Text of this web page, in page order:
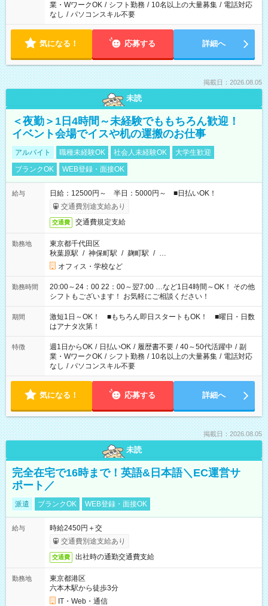
業・WワークOK / シフト勤務 / 10名以上の大量募集 / 電話対応
なし / パソコンスキル不要
気になる！ 応募する 詳細へ
掲載日：2026.08.05
未読
＜夜勤＞1日4時間～未経験でももちろん歓迎！
イベント会場でイスや机の運搬のお仕事
アルバイト 職種未経験OK 社会人未経験OK
大学生歓迎
ブランクOK
WEB登録・面接OK
給与
日給：12500円～ 半日：5000円～ ■日払いOK！
交通費別途支給あり
交通費 交通費規定支給
勤務地
東京都千代田区
秋葉原駅 / 神保町駅 / 麹町駅 / …
オフィス・学校など
勤務時間
20:00～24：00 22：00～翌7:00 …など1日4時間～OK！ その他
シフトもございます！ お気軽にご相談ください！
期間
激短1日～OK！ ■もちろん即日スタートもOK！ ■曜日・日数
はアナタ次第！
特徴 週1日からOK / 日払いOK / 履歴書不要 / 40～50代活躍中 / 副
業・WワークOK / シフト勤務 / 10名以上の大量募集 / 電話対応
なし / パソコンスキル不要
気になる！ 応募する 詳細へ
掲載日：2026.08.05
未読
完全在宅で16時まで！英語&日本語＼EC運営サ
ポート／
派遣 ブランクOK WEB登録・面接OK
給与
時給2450円＋交
交通費別途支給あり
交通費 出社時の通勤交通費支給
勤務地
東京都港区
六本木駅から徒歩3分
IT・Web・通信